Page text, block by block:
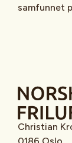
samfunnet
Christian